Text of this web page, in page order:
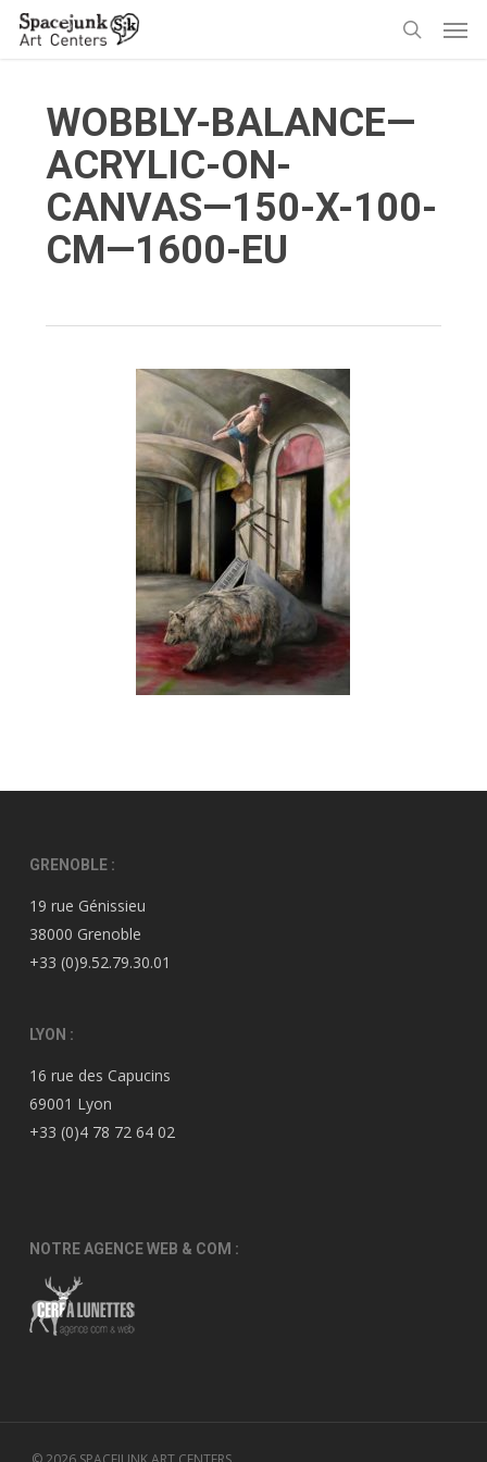
Skip
WOBBLY-BALANCE—
ACRYLIC-ON-
CANVAS—150-X-100-
CM—1600-EU
GRENOBLE :
19 rue Génissieu
38000 Grenoble
+33 (0)9.52.79.30.01
LYON :
16 rue des Capucins
69001 Lyon
+33 (0)4 78 72 64 02
NOTRE AGENCE WEB & COM :